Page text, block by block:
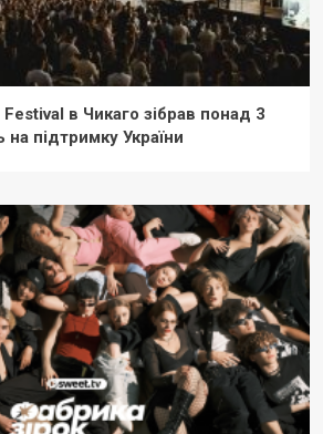
в Чикаго зібрав понад 3
на підтримку України